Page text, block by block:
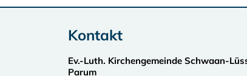
Kontakt
Ev.-Luth. Kirchengemeinde Schwaan-
Parum